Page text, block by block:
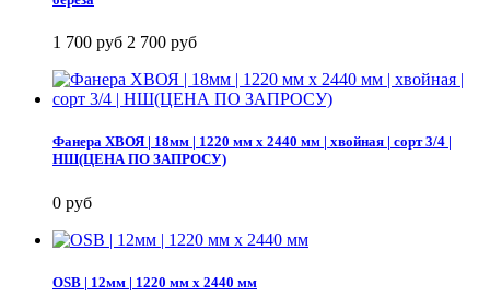
1 700 руб 2 700 руб
Фанера ХВОЯ | 18мм | 1220 мм х 2440 мм | хвойная | сорт 3/4 |
НШ(ЦЕНА ПО ЗАПРОСУ)
0 руб
OSB | 12мм | 1220 мм х 2440 мм